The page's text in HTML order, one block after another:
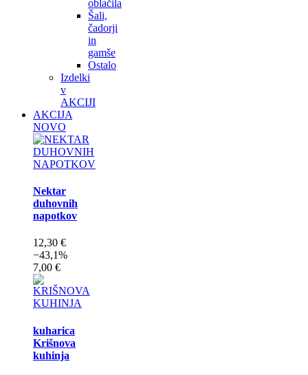
oblačila
Šali,
čadorji
in
gamše
Ostalo
Izdelki
v
AKCIJI
AKCIJA
NOVO
Nektar
duhovnih
napotkov
12,30 €
−43,1%
7,00 €
kuharica
Krišnova
kuhinja